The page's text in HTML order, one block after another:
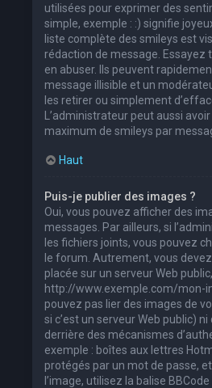
utilisées pour exprimer des
simple, exemple : :) signifie
liste complète des smileys est
rédaction de message. Essayez
en abuser. Ils peuvent
message illisible et un
les retirer ou simplement
L’administrateur peut aussi
maximum de smileys par
Haut
Puis-je publier des images ?
Oui, vous pouvez afficher des
messages. Par ailleurs, si
les fichiers joints, vous pouvez
le forum. Autrement, vous
placée sur un serveur Web
http://www.exemple.com/mon-
pouvez pas lier des images de
si c’est un serveur Web public)
derrière des mécanismes
exemple : boîtes aux lettres
protégés par un mot de passe,
l’image, utilisez la balise BBCode